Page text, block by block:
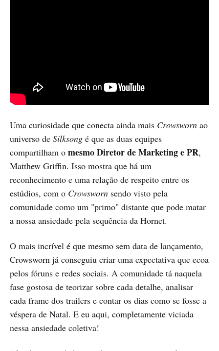
Uma curiosidade que conecta ainda mais Crowsworn ao
universo de Silksong é que as duas equipes
compartilham o mesmo Diretor de Marketing e PR,
Matthew Griffin. Isso mostra que há um
reconhecimento e uma relação de respeito entre os
estúdios, com o Crowsworn sendo visto pela
comunidade como um "primo" distante que pode matar
a nossa ansiedade pela sequência da Hornet.
O mais incrível é que mesmo sem data de lançamento,
Crowsworn já conseguiu criar uma expectativa que ecoa
pelos fóruns e redes sociais. A comunidade tá naquela
fase gostosa de teorizar sobre cada detalhe, analisar
cada frame dos trailers e contar os dias como se fosse a
véspera de Natal. E eu aqui, completamente viciada
nessa ansiedade coletiva!